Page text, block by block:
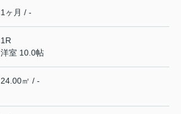
1ヶ月 / -
1R
洋室 10.0帖
24.00㎡ / -